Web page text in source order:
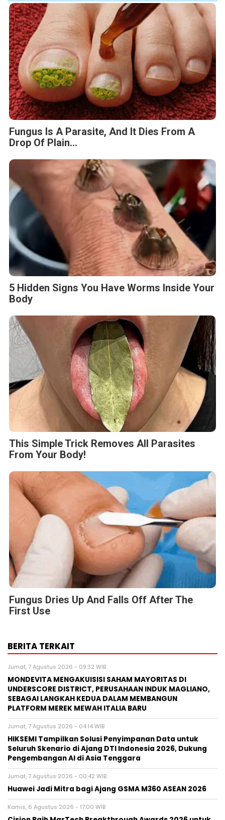
Fungus Is A Parasite, And It Dies From A
Drop Of Plain...
5 Hidden Signs You Have Worms Inside Your
Body
This Simple Trick Removes All Parasites
From Your Body!
Fungus Dries Up And Falls Off After The
First Use
BERITA TERKAIT
Jumat, 7 Agustus 2026 - 09:32 WIB
MONDEVITA MENGAKUISISI SAHAM MAYORITAS DI
UNDERSCORE DISTRICT, PERUSAHAAN INDUK MAGLIANO,
SEBAGAI LANGKAH KEDUA DALAM MEMBANGUN
PLATFORM MEREK MEWAH ITALIA BARU
Jumat, 7 Agustus 2026 - 04:14 WIB
HIKSEMI Tampilkan Solusi Penyimpanan Data untuk
Seluruh Skenario di Ajang DTI Indonesia 2026, Dukung
Pengembangan AI di Asia Tenggara
Jumat, 7 Agustus 2026 - 00:42 WIB
Huawei Jadi Mitra bagi Ajang GSMA M360 ASEAN 2026
Kamis, 6 Agustus 2026 - 17:00 WIB